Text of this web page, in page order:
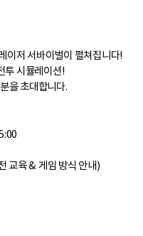
이저 서바이벌이 펼쳐집니다!
투 시뮬레이션!
을 초대합니다.
교육 & 게임 방식 안내)